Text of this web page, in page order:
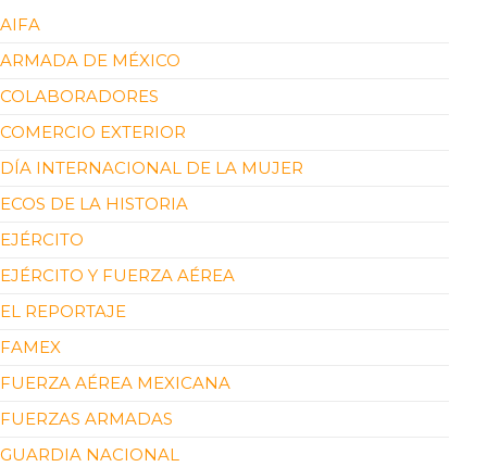
AIFA
ARMADA DE MÉXICO
COLABORADORES
COMERCIO EXTERIOR
DÍA INTERNACIONAL DE LA MUJER
ECOS DE LA HISTORIA
EJÉRCITO
EJÉRCITO Y FUERZA AÉREA
EL REPORTAJE
FAMEX
FUERZA AÉREA MEXICANA
FUERZAS ARMADAS
GUARDIA NACIONAL